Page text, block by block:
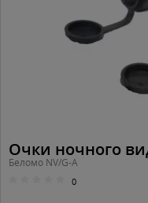
Очки ночного
Беломо NV/G-A
0